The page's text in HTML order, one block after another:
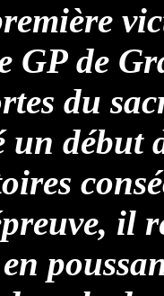
GP de
du
un début
il